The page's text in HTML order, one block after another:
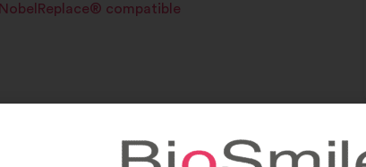
NobelReplace® compatible